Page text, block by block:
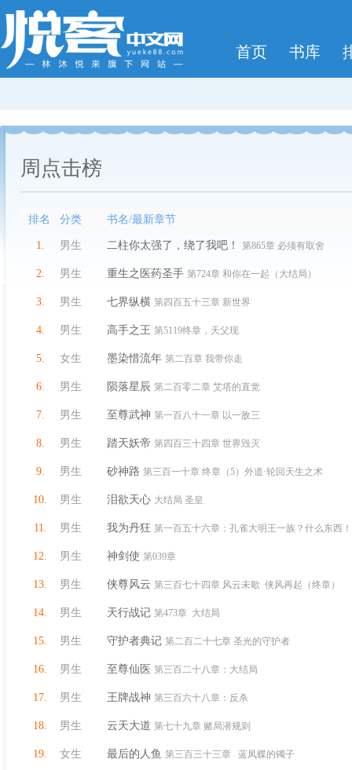
首页 书库
周点击榜
排名 分类 书名/最新章节
1. 男生 二柱你太强了，绕了我吧！ 第865章 必须有取舍
2. 男生 重生之医药圣手 第724章 和你在一起（大结局）
3. 男生 七界纵横 第四百五十三章 新世界
4. 男生 高手之王 第5119终章，天父现
5. 女生 墨染惜流年 第二百章 我带你走
6. 男生 陨落星辰 第二百零二章 艾塔的直觉
7. 男生 至尊武神 第一百八十一章 以一敌三
8. 男生 踏天妖帝 第四百三十四章 世界毁灭
9. 男生 砂神路 第三百一十章 终章（5）外道·轮回天生之术
10. 男生 泪欲天心 大结局 圣皇
11. 男生 我为丹狂 第一百五十六章：孔雀大明王一族？什么东西！
12. 男生 神剑使 第039章
13. 男生 侠尊风云 第三百七十四章 风云未歇 侠风再起（终章）
14. 男生 天行战记 第473章 大结局
15. 男生 守护者典记 第二百二十七章 圣光的守护者
16. 男生 至尊仙医 第三百二十八章：大结局
17. 男生 王牌战神 第三百六十八章：反杀
18. 男生 云天大道 第七十九章 赌局潜规则
19. 女生 最后的人鱼 第三百三十三章 蓝凤蝶的镯子